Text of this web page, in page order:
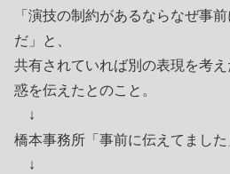
「演技の制約があるならなぜ事
だ」と、
共有されていれば別の表現を考
惑を伝えたとのこと。
↓
橋本事務所「事前に伝えてました
↓